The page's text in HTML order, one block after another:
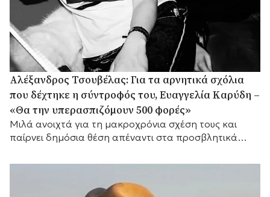
Αλέξανδρος Τσουβέλας: Για τα αρνητικά σχόλια
που δέχτηκε η σύντροφός του, Ευαγγελία Καρύδη –
«Θα την υπερασπιζόμουν 500 φορές»
Μιλά ανοιχτά για τη μακροχρόνια σχέση τους και
παίρνει δημόσια θέση απέναντι στα προσβλητικά